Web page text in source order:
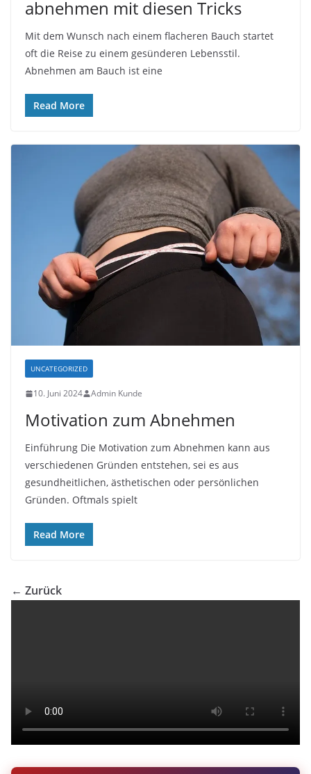
abnehmen mit diesen Tricks
Mit dem Wunsch nach einem flacheren Bauch startet
oft die Reise zu einem gesünderen Lebensstil.
Abnehmen am Bauch ist eine
Read More
UNCATEGORIZED
10. Juni 2024 Admin Kunde
Motivation zum Abnehmen
Einführung Die Motivation zum Abnehmen kann aus
verschiedenen Gründen entstehen, sei es aus
gesundheitlichen, ästhetischen oder persönlichen
Gründen. Oftmals spielt
Read More
← Zurück